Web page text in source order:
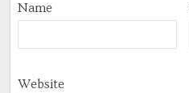
Name
Website